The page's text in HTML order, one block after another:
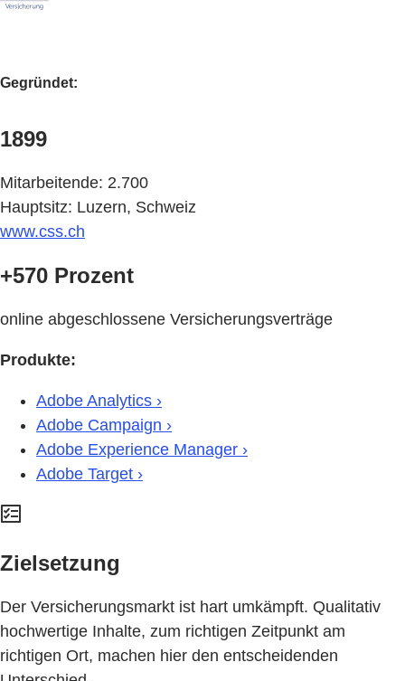
Gegründet:
1899
Mitarbeitende: 2.700
Hauptsitz: Luzern, Schweiz
www.css.ch
+570 Prozent
online abgeschlossene Versicherungsverträge
Produkte:
Adobe Analytics ›
Adobe Campaign ›
Adobe Experience Manager ›
Adobe Target ›
Zielsetzung
Der Versicherungsmarkt ist hart umkämpft. Qualitativ
hochwertige Inhalte, zum richtigen Zeitpunkt am
richtigen Ort, machen hier den entscheidenden